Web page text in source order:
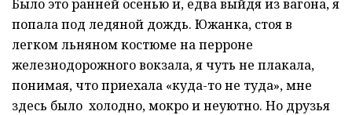
Было это ранней осенью и, едва выйдя из вагона, я
попала под ледяной дождь. Южанка, стоя в
легком льняном костюме на перроне
железнодорожного вокзала, я чуть не плакала,
понимая, что приехала «куда-то не туда», мне
здесь было холодно, мокро и неуютно. Но друзья